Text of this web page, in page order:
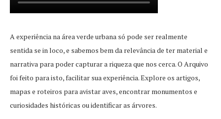
A experiência na área verde urbana só pode ser realmente
sentida se in loco, e sabemos bem da relevância de ter material e
narrativa para poder capturar a riqueza que nos cerca. O Arquivo
foi feito para isto, facilitar sua experiência. Explore os artigos,
mapas e roteiros para avistar aves, encontrar monumentos e
curiosidades históricas ou identificar as árvores.